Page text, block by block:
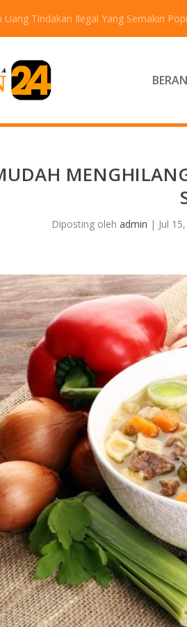
Uang Tindakan Ilegal Yang Semakin
Diposting olehadmin | Jul